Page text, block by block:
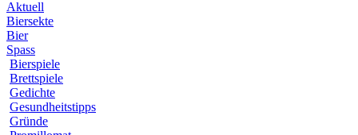
Aktuell
Biersekte
Bier
Spass
Bierspiele
Brettspiele
Gedichte
Gesundheitstipps
Gründe